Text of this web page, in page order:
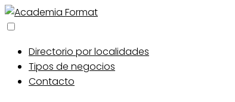
Directorio por localidades
Tipos de negocios
Contacto